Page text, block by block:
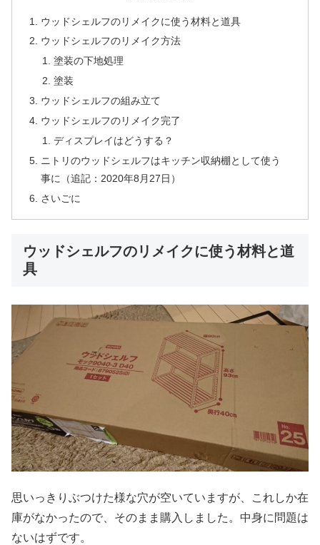
ウッドシェルフのリメイクに使う材料と道具
ウッドシェルフのリメイク方法
塗装の下地処理
塗装
ウッドシェルフの組み立て
ウッドシェルフのリメイク完了
ディスプレイはどうする？
ニトリのウッドシェルフはキッチン収納棚として使う
事に（追記：2020年8月27日）
さいごに
ウッドシェルフのリメイクに使う材料と道
具
思いっきりぶつけた様な穴が空いていますが、これしか在
庫がなかったので、そのまま購入しました。中身に問題は
ないはずです。